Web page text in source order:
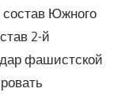
Южного
2-й
фашистской